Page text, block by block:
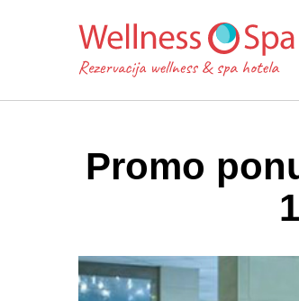
Promo